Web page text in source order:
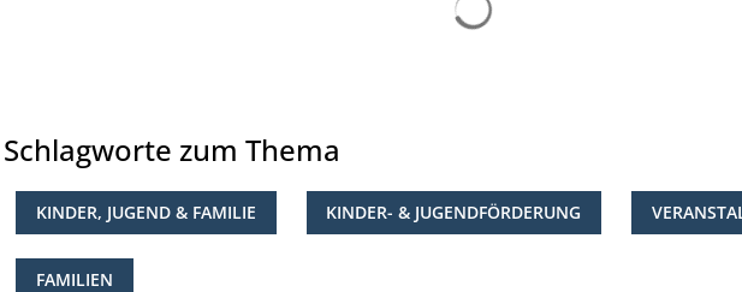
Schlagworte zum Thema
KINDER, JUGEND & FAMILIE KINDER- & JUGENDFÖRDERUNG
FAMILIEN